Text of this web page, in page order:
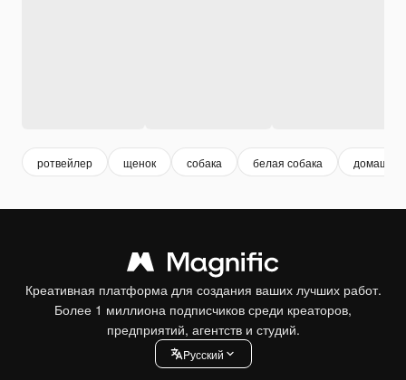
ротвейлер щенок собака белая собака
Креативная платформа для создания ваших лучших работ.
Более 1 миллиона подписчиков среди креаторов,
предприятий, агентств и студий.
Pусский